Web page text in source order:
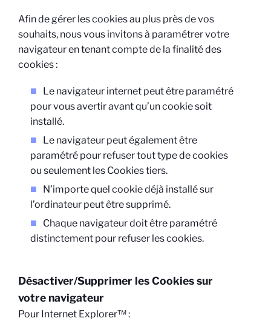
Afin de gérer les cookies au plus près de vos
souhaits, nous vous invitons à paramétrer votre
navigateur en tenant compte de la finalité des
cookies :
Le navigateur internet peut être paramétré
pour vous avertir avant qu’un cookie soit
installé.
Le navigateur peut également être
paramétré pour refuser tout type de cookies
ou seulement les Cookies tiers.
N’importe quel cookie déjà installé sur
l’ordinateur peut être supprimé.
Chaque navigateur doit être paramétré
distinctement pour refuser les cookies.
Désactiver/Supprimer les Cookies sur
votre navigateur
Pour Internet Explorer™ :